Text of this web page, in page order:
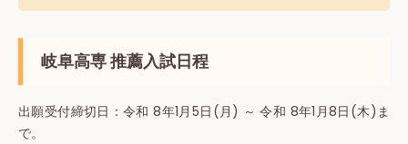
岐阜高専 推薦入試日程
出願受付締切⽇：令和 8年1月5日(月) ～ 令和 8年1月8日(木)ま
で。